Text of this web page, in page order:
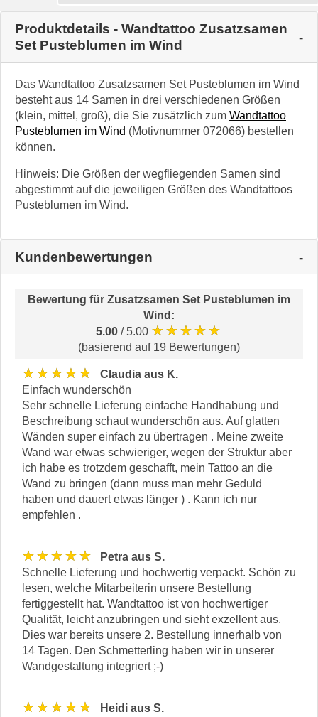
Produktdetails - Wandtattoo Zusatzsamen
Set Pusteblumen im Wind
Das Wandtattoo Zusatzsamen Set Pusteblumen im Wind
besteht aus 14 Samen in drei verschiedenen Größen
(klein, mittel, groß), die Sie zusätzlich zum Wandtattoo
Pusteblumen im Wind (Motivnummer 072066) bestellen
können.
Hinweis: Die Größen der wegfliegenden Samen sind
abgestimmt auf die jeweiligen Größen des Wandtattoos
Pusteblumen im Wind.
Kundenbewertungen
Bewertung für Zusatzsamen Set Pusteblumen im
Wind :
5.00 / 5.00 ★★★★★
(basierend auf 19 Bewertungen)
★★★★★
Claudia aus K.
Einfach wunderschön
Sehr schnelle Lieferung einfache Handhabung und
Beschreibung schaut wunderschön aus. Auf glatten
Wänden super einfach zu übertragen . Meine zweite
Wand war etwas schwieriger, wegen der Struktur aber
ich habe es trotzdem geschafft, mein Tattoo an die
Wand zu bringen (dann muss man mehr Geduld
haben und dauert etwas länger ) . Kann ich nur
empfehlen .
★★★★★
Petra aus S.
Schnelle Lieferung und hochwertig verpackt. Schön zu
lesen, welche Mitarbeiterin unsere Bestellung
fertiggestellt hat. Wandtattoo ist von hochwertiger
Qualität, leicht anzubringen und sieht exzellent aus.
Dies war bereits unsere 2. Bestellung innerhalb von
14 Tagen. Den Schmetterling haben wir in unserer
Wandgestaltung integriert ;-)
★★★★★
Heidi aus S.